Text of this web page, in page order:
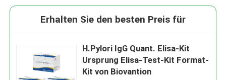
Erhalten Sie den besten Preis für
H.Pylori IgG Quant. Elisa-Kit
Ursprung Elisa-Test-Kit Format-
Kit von Biovantion